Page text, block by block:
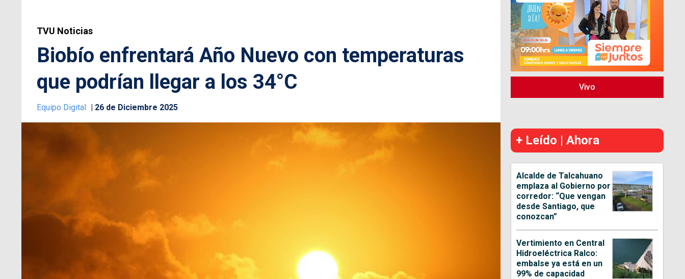
TVU Noticias
Biobío enfrentará Año Nuevo con temperaturas
que podrían llegar a los 34°C
Equipo Digital 26 de Diciembre 2025
Vivo
+ Leído | Ahora
Alcalde de Talcahuano
emplaza al Gobierno por
corredor: “Que vengan
desde Santiago, que
conozcan”
Vertimiento en Central
Hidroeléctrica Ralco:
embalse ya está en un
99% de capacidad